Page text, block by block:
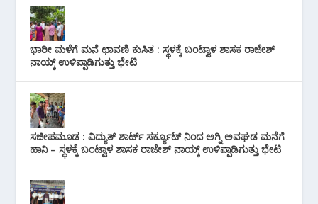
ಭಾರೀ ಮಳೆಗೆ ಮನೆ ಛಾವಣಿ ಕುಸಿತ : ಸ್ಥಳಕ್ಕೆ ಬಂಟ್ವಾಳ ಶಾಸಕ ರಾಜೇಶ್
ನಾಯ್ಕ್ ಉಳಿಪ್ಪಾಡಿಗುತ್ತು ಭೇಟಿ
ಸಜೀಪಮೂಡ : ವಿದ್ಯುತ್ ಶಾರ್ಟ್ ಸರ್ಕ್ಯೂಟ್‌ ನಿಂದ ಅಗ್ನಿ ಅವಘಡ ಮನೆಗೆ
ಹಾನಿ – ಸ್ಥಳಕ್ಕೆ ಬಂಟ್ವಾಳ ಶಾಸಕ ರಾಜೇಶ್ ನಾಯ್ಕ್ ಉಳಿಪ್ಪಾಡಿಗುತ್ತು ಭೇಟಿ